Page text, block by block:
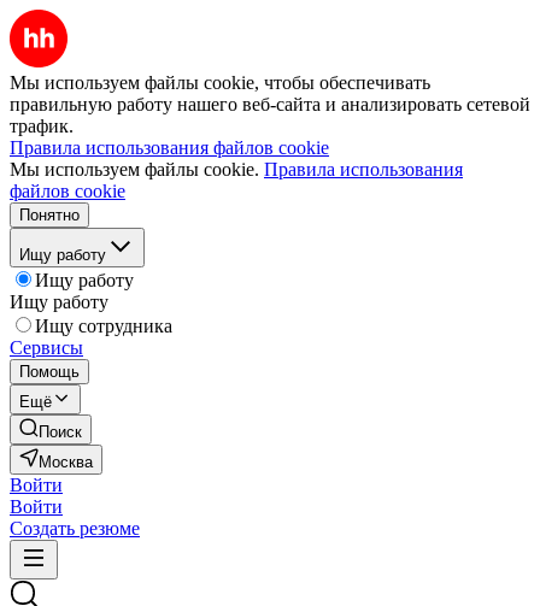
Мы используем файлы cookie, чтобы обеспечивать
правильную работу нашего веб-сайта и анализировать сетевой
трафик.
Правила использования файлов cookie
Мы используем файлы cookie. Правила использования
файлов cookie
Понятно
Ищу работу
Ищу работу
Ищу работу
Ищу сотрудника
Сервисы
Помощь
Ещё
Поиск
Москва
Войти
Войти
Создать резюме